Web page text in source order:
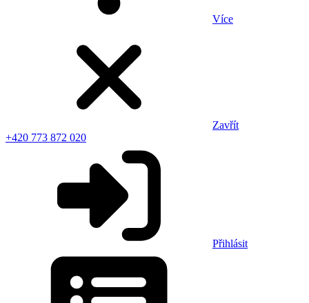
Více
Zavřít
+420 773 872 020
Přihlásit